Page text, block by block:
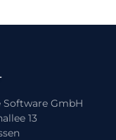
Software GmbH
13